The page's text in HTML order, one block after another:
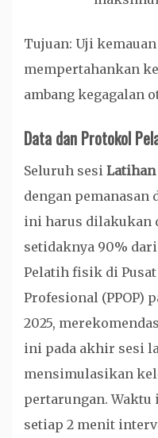
Tujuan: Uji
mempertahankan
ambang kegagalan
Data dan Protokol
Seluruh sesi
dengan pemanasan
ini harus dilakukan
setidaknya 90%
Pelatih fisik di
Profesional (PPOP)
2025,
ini pada akhir sesi
mensimulasikan
pertarungan.
setiap 2 menit